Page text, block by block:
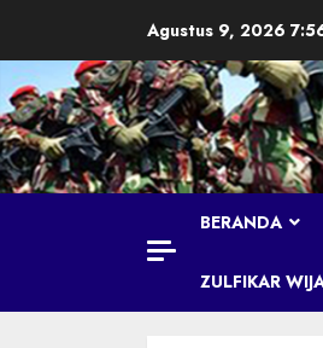
content
Agustus 9, 2026
BERANDA
ZULFIKAR